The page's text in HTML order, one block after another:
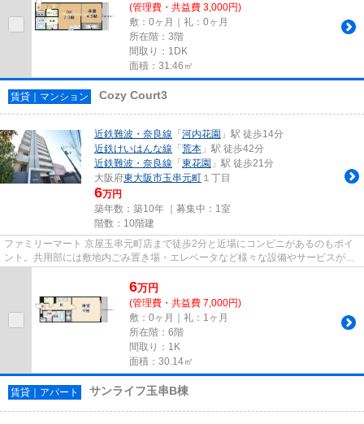
(管理費・共益費 3,000円)
敷：0ヶ月｜礼：0ヶ月
所在階：3階
間取り：1DK
面積：31.46㎡
賃貸｜マンション Cozy Court3
近鉄難波・奈良線 「河内花園 」駅 徒歩14分
近鉄けいはんな線 「荒本 」駅 徒歩42分
近鉄難波・奈良線 「東花園 」駅 徒歩21分
大阪府東大阪市玉串元町 １丁目
6万円
築年数：築10年 ｜募集中： 1室
階数：10階建
ファミリーマート 京屋玉串元町店まで徒歩2分と近場にコンビニがあるのもポイ
ント。共用部には敷地内ごみ置き場・エレベータなど様々な設備やサービスが揃
っているので便利です。2駅利...
6万円
(管理費・共益費 7,000円)
敷：0ヶ月｜礼：1ヶ月
所在階：6階
間取り：1K
面積：30.14㎡
賃貸｜アパート サンライフ玉串B棟